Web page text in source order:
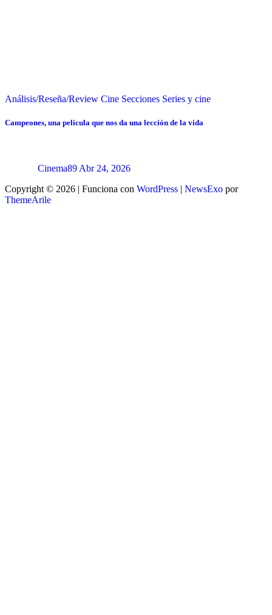
Análisis/Reseña/Review Cine Secciones Series y cine
Campeones, una película que nos da una lección de la vida
Cinema89 Abr 24, 2026
Copyright © 2026 | Funciona con WordPress | NewsExo por
ThemeArile